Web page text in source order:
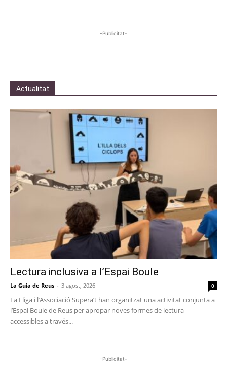
-Publicitat-
Actualitat
Lectura inclusiva a l’Espai Boule
La Guia de Reus - 3 agost, 2026 0
La Lliga i l’Associació Supera’t han organitzat una activitat conjunta a
l’Espai Boule de Reus per apropar noves formes de lectura
accessibles a través...
-Publicitat-